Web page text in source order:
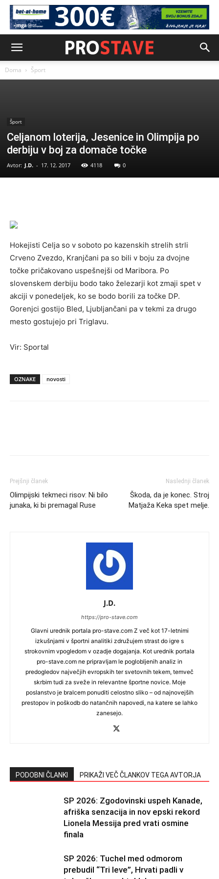
Doma Šport
Šport
Celjanom loterija, Jesenice in Olimpija po
derbiju v boj za domače točke
Avtor: J.D. - 17. 12. 2017 4118 0
Hokejisti Celja so v soboto po kazenskih strelih strli
Crveno Zvezdo, Kranjčani pa so bili v boju za dvojne
točke pričakovano uspešnejši od Maribora. Po
slovenskem derbiju bodo tako železarji kot zmaji spet v
akciji v ponedeljek, ko se bodo borili za točke DP.
Gorenjci gostijo Bled, Ljubljančani pa v tekmi za drugo
mesto gostujejo pri Triglavu.
Vir: Sportal
OZNAKE novosti
Prejšnji članek
Olimpijski tekmeci risov: Ni bilo
junaka, ki bi premagal Ruse
Naslednji članek
Škoda, da je konec. Stroj
Matjaža Keka spet melje.
J.D.
https://pro-stave.com
Glavni urednik portala pro-stave.com Z več kot 17-letnimi
izkušnjami v športni analitiki združujem strast do igre s
strokovnim vpogledom v ozadje dogajanja. Kot urednik portala
pro-stave.com ne pripravljam le poglobljenih analiz in
predogledov največjih evropskih ter svetovnih tekem, temveč
skrbim tudi za sveže in relevantne športne novice. Moje
poslanstvo je bralcem ponuditi celostno sliko – od najnovejših
prestopov in poškodb do natančnih napovedi, na katere se lahko
zanesejo.
PODOBNI ČLANKI PRIKAŽI VEČ ČLANKOV TEGA AVTORJA
SP 2026: Zgodovinski uspeh Kanade,
afriška senzacija in nov epski rekord
Lionela Messija pred vrati osmine
finala
SP 2026: Tuchel med odmorom
prebudil “Tri leve”, Hrvati padli v